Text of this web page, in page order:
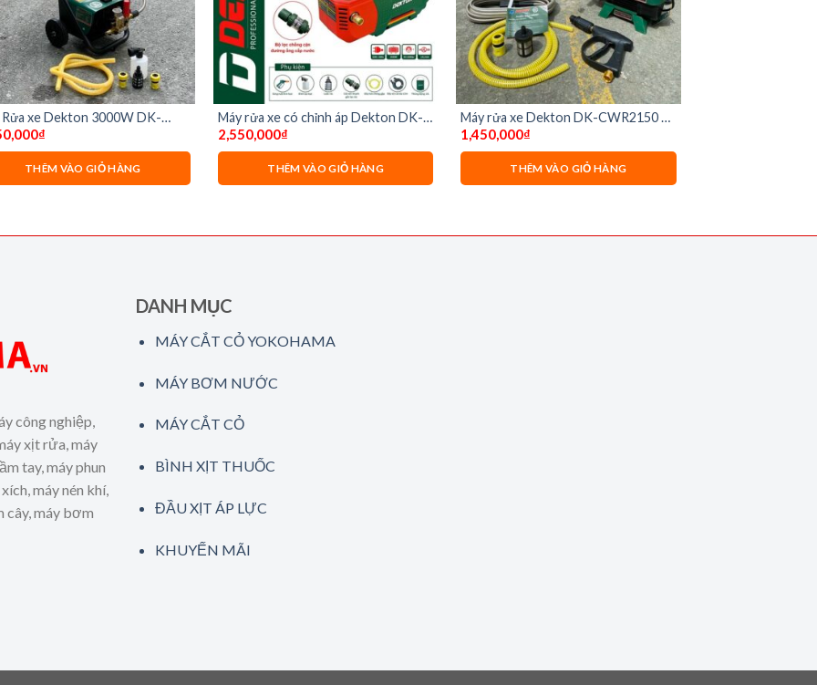
Rửa xe Dekton 3000W DK-
₫
THÊM VÀO GIỎ HÀNG
Máy rửa xe có chỉnh áp Dekton DK-
CWR2951
2,550,000₫
THÊM VÀO GIỎ HÀNG
Máy rửa xe Dekton DK-CWR2150 –
2150W
1,450,000₫
THÊM VÀO GIỎ HÀNG
công nghiệp,
xịt rửa, máy
tay, máy phun
máy nén khí,
cây, máy bơm
DANH MỤC
MÁY CẮT CỎ YOKOHAMA
MÁY BƠM NƯỚC
MÁY CẮT CỎ
BÌNH XỊT THUỐC
ĐẦU XỊT ÁP LỰC
KHUYẾN MÃI